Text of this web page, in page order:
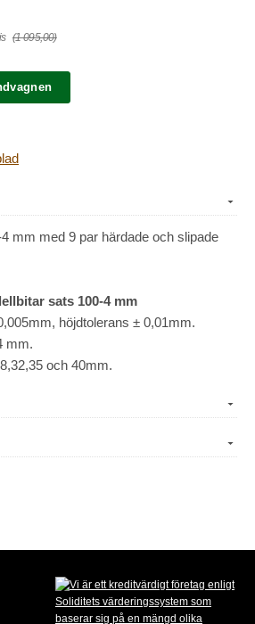
(1 095,00)
mm med 9 par härdade och slipade
sats 100-4 mm
höjdtolerans ± 0,01mm.
mm.
och 40mm.